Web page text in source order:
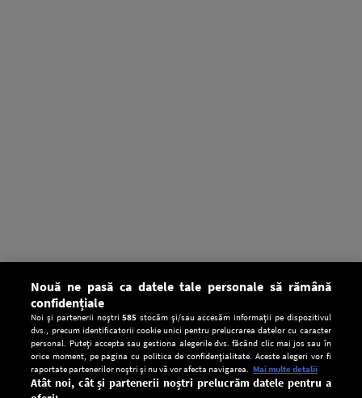
Nouă ne pasă ca datele tale personale să rămână
confidențiale
Noi și partenerii noștri585 stocăm și/sau accesăm informații pe dispozitivul
dvs., precum identificatorii cookie unici pentru prelucrarea datelor cu caracter
personal. Puteți accepta sau gestiona alegerile dvs. făcând clic mai jos sau în
orice moment, pe pagina cu politica de confidențialitate. Aceste alegeri vor fi
raportate partenerilor noștri și nu vă vor afecta navigarea. Mai multe detalii
Atât noi, cât și partenerii noștri prelucrăm datele pentru a